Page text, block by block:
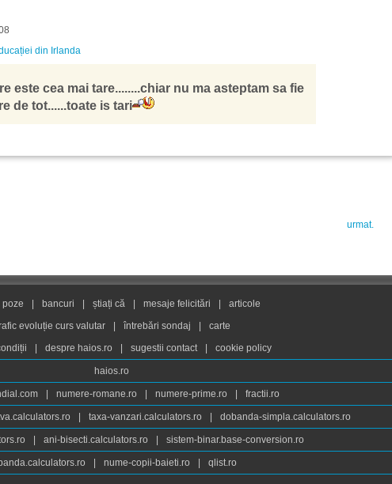
din Irlanda
este cea mai tare........chiar nu ma asteptam sa fie
de tot......toate is tari
urmat.
poze bancuri știați că mesaje felicitări
articole
evoluție curs valutar
întrebări sondaj
carte
despre haios.ro sugestii contact cookie policy
haios.ro
numere-romane.ro numere-prime.ro fractii.ro
taxa-vanzari.calculators.ro dobanda-simpla.calculators.ro
ani-bisecti.calculators.ro sistem-binar.base-conversion.ro
nume-copii-baieti.ro qlist.ro